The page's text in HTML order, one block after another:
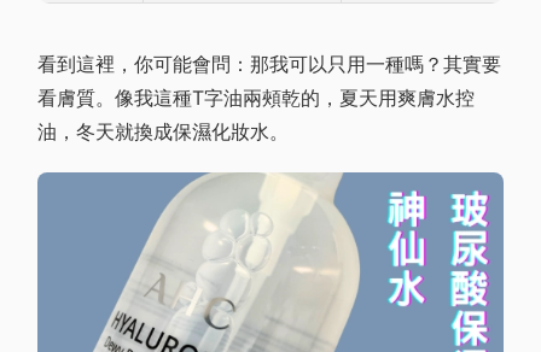
看到這裡，你可能會問：那我可以只用一種嗎？其實要
看膚質。像我這種T字油兩頰乾的，夏天用爽膚水控
油，冬天就換成保濕化妝水。